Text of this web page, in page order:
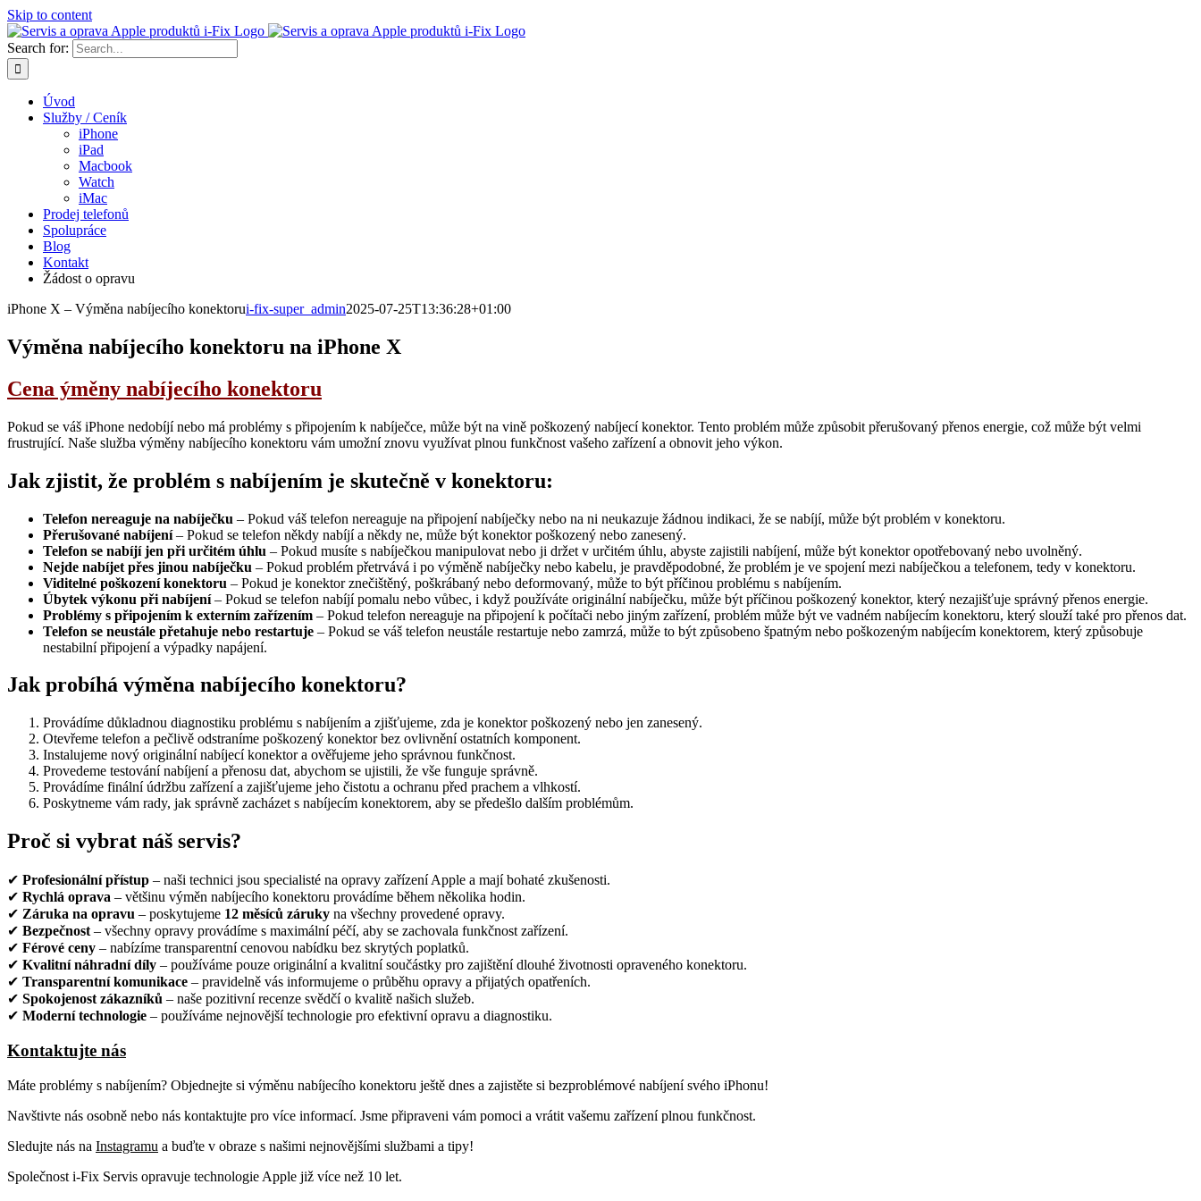
Skip to content
Search for:
Úvod
Služby / Ceník
iPhone
iPad
Macbook
Watch
iMac
Prodej telefonů
Spolupráce
Blog
Kontakt
Žádost o opravu
iPhone X – Výměna nabíjecího konektorui-fix-super_admin2025-07-25T13:36:28+01:00
Výměna nabíjecího konektoru na iPhone X
Cena ýměny nabíjecího konektoru
Pokud se váš iPhone nedobíjí nebo má problémy s připojením k nabíječce, může být na vině poškozený nabíjecí konektor. Tento problém může způsobit přerušovaný přenos energie, což může být velmi
frustrující. Naše služba výměny nabíjecího konektoru vám umožní znovu využívat plnou funkčnost vašeho zařízení a obnovit jeho výkon.
Jak zjistit, že problém s nabíjením je skutečně v konektoru:
Telefon nereaguje na nabíječku – Pokud váš telefon nereaguje na připojení nabíječky nebo na ni neukazuje žádnou indikaci, že se nabíjí, může být problém v konektoru.
Přerušované nabíjení– Pokud se telefon někdy nabíjí a někdy ne, může být konektor poškozený nebo zanesený.
Telefon se nabíjí jen při určitém úhlu – Pokud musíte s nabíječkou manipulovat nebo ji držet v určitém úhlu, abyste zajistili nabíjení, může být konektor opotřebovaný nebo uvolněný.
Nejde nabíjet přes jinou nabíječku – Pokud problém přetrvává i po výměně nabíječky nebo kabelu, je pravděpodobné, že problém je ve spojení mezi nabíječkou a telefonem, tedy v konektoru.
Viditelné poškození konektoru – Pokud je konektor znečištěný, poškrábaný nebo deformovaný, může to být příčinou problému s nabíjením.
Úbytek výkonu při nabíjení– Pokud se telefon nabíjí pomalu nebo vůbec, i když používáte originální nabíječku, může být příčinou poškozený konektor, který nezajišťuje správný přenos energie.
Problémy s připojením k externím zařízením – Pokud telefon nereaguje na připojení k počítači nebo jiným zařízení, problém může být ve vadném nabíjecím konektoru, který slouží také pro přenos dat.
Telefon se neustále přetahuje nebo restartuje – Pokud se váš telefon neustále restartuje nebo zamrzá, může to být způsobeno špatným nebo poškozeným nabíjecím konektorem, který způsobuje
nestabilní připojení a výpadky napájení.
Jak probíhá výměna nabíjecího konektoru?
Provádíme důkladnou diagnostiku problému s nabíjením a zjišťujeme, zda je konektor poškozený nebo jen zanesený.
Otevřeme telefon a pečlivě odstraníme poškozený konektor bez ovlivnění ostatních komponent.
Instalujeme nový originální nabíjecí konektor a ověřujeme jeho správnou funkčnost.
Provedeme testování nabíjení a přenosu dat, abychom se ujistili, že vše funguje správně.
Provádíme finální údržbu zařízení a zajišťujeme jeho čistotu a ochranu před prachem a vlhkostí.
Poskytneme vám rady, jak správně zacházet s nabíjecím konektorem, aby se předešlo dalším problémům.
Proč si vybrat náš servis?
✔ Profesionální přístup – naši technici jsou specialisté na opravy zařízení Apple a mají bohaté zkušenosti.
✔ Rychlá oprava – většinu výměn nabíjecího konektoru provádíme během několika hodin.
✔ Záruka na opravu – poskytujeme 12 měsíců záruky na všechny provedené opravy.
✔ Bezpečnost – všechny opravy provádíme s maximální péčí, aby se zachovala funkčnost zařízení.
✔ Férové ceny – nabízíme transparentní cenovou nabídku bez skrytých poplatků.
✔ Kvalitní náhradní díly – používáme pouze originální a kvalitní součástky pro zajištění dlouhé životnosti opraveného konektoru.
✔ Transparentní komunikace – pravidelně vás informujeme o průběhu opravy a přijatých opatřeních.
✔ Spokojenost zákazníků – naše pozitivní recenze svědčí o kvalitě našich služeb.
✔ Moderní technologie – používáme nejnovější technologie pro efektivní opravu a diagnostiku.
Kontaktujte nás
Máte problémy s nabíjením? Objednejte si výměnu nabíjecího konektoru ještě dnes a zajistěte si bezproblémové nabíjení svého iPhonu!
Navštivte nás osobně nebo nás kontaktujte pro více informací. Jsme připraveni vám pomoci a vrátit vašemu zařízení plnou funkčnost.
Sledujte nás na Instagramu a buďte v obraze s našimi nejnovějšími službami a tipy!
Společnost i-Fix Servis opravuje technologie Apple již více než 10 let.